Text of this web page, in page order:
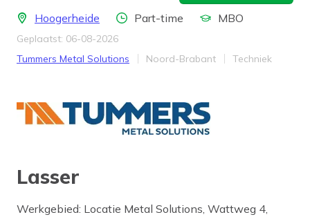
LocatieHoogerheide Aantal uren
Part-time Opleidingsniveau
MBO
Geplaatst: 06-08-2026
Bedrijf
Tummers Metal Solutions Provincie
Noord-Brabant Werkveld
Techniek
Lasser
Werkgebied: Locatie Metal Solutions, Wattweg 4,